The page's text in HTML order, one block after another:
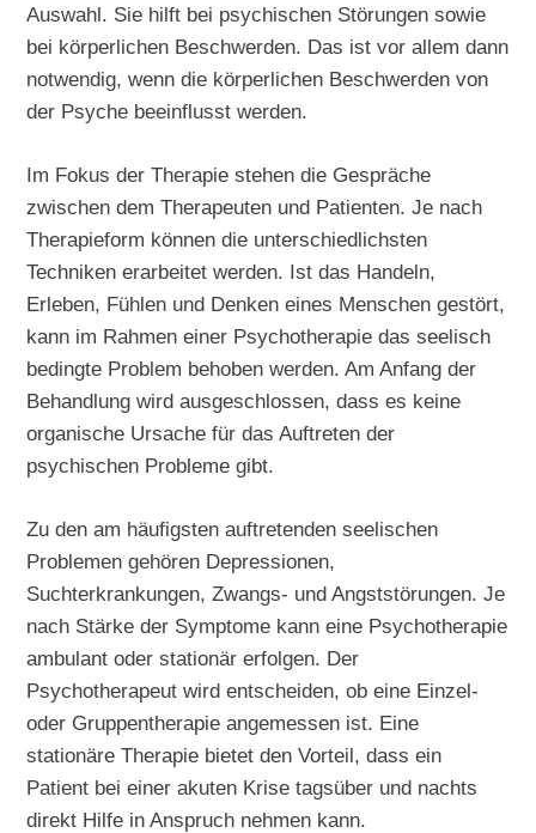
Auswahl. Sie hilft bei psychischen Störungen sowie
bei körperlichen Beschwerden. Das ist vor allem dann
notwendig, wenn die körperlichen Beschwerden von
der Psyche beeinflusst werden.
Im Fokus der Therapie stehen die Gespräche
zwischen dem Therapeuten und Patienten. Je nach
Therapieform können die unterschiedlichsten
Techniken erarbeitet werden. Ist das Handeln,
Erleben, Fühlen und Denken eines Menschen gestört,
kann im Rahmen einer Psychotherapie das seelisch
bedingte Problem behoben werden. Am Anfang der
Behandlung wird ausgeschlossen, dass es keine
organische Ursache für das Auftreten der
psychischen Probleme gibt.
Zu den am häufigsten auftretenden seelischen
Problemen gehören Depressionen,
Suchterkrankungen, Zwangs- und Angststörungen. Je
nach Stärke der Symptome kann eine Psychotherapie
ambulant oder stationär erfolgen. Der
Psychotherapeut wird entscheiden, ob eine Einzel-
oder Gruppentherapie angemessen ist. Eine
stationäre Therapie bietet den Vorteil, dass ein
Patient bei einer akuten Krise tagsüber und nachts
direkt Hilfe in Anspruch nehmen kann.